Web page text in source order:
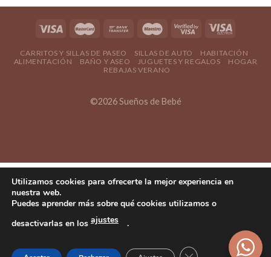
CARRITOS Y SILLAS DE PASEO SILLAS DE AUTO
HABITACIÓN
ALIMENTACIÓN
BAÑO Y ASEO JUGUETES Y REGALOS
HOGAR
REBAJAS VERANO
©2026 Sueños de Bebé
Utilizamos cookies para ofrecerte la mejor experiencia en
nuestra web.
Puedes aprender más sobre qué cookies utilizamos o
desactivarlas en los ajustes .